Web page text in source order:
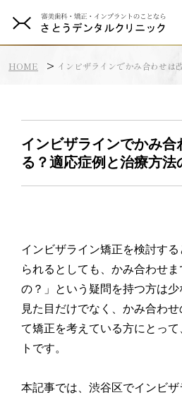
HOME インビザラインでかみ合わせは
インビザラインでかみ合
る？適応症例と治療方法
インビザライン矯正を検討する
られるとしても、かみ合わせ
の？」という疑問を持つ方は少
見た目だけでなく、かみ合わ
て矯正を考えている方にとっ
トです。
本記事では、渋谷区でインビ